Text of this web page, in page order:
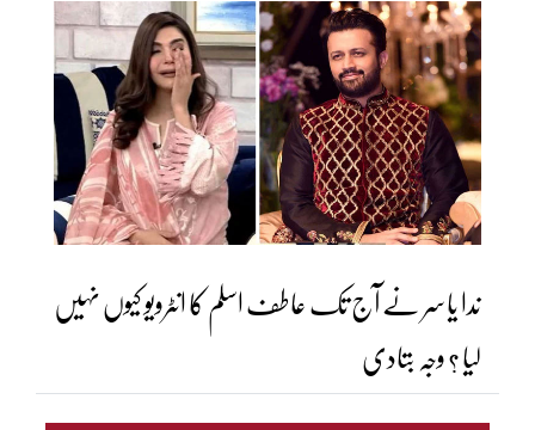
ندا یاسر نے آج تک عاطف اسلم کا انٹرویو کیوں نہیں
لیا ؟ وجہ بتادی